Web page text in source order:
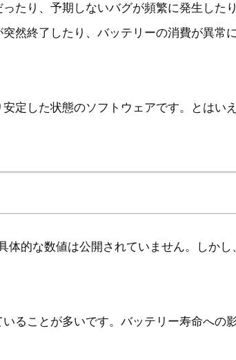
たり、予期しないバグが頻繁に発生した
然終了したり、バッテリーの消費が異常
定した状態のソフトウェアです。とはい
的な数値は公開されていません。しか
ることが多いです。バッテリー寿命への